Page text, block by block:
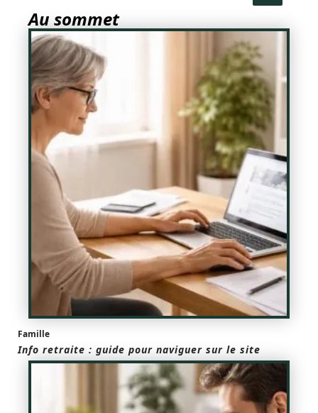
Au sommet
Famille
Info retraite : guide pour naviguer sur le site